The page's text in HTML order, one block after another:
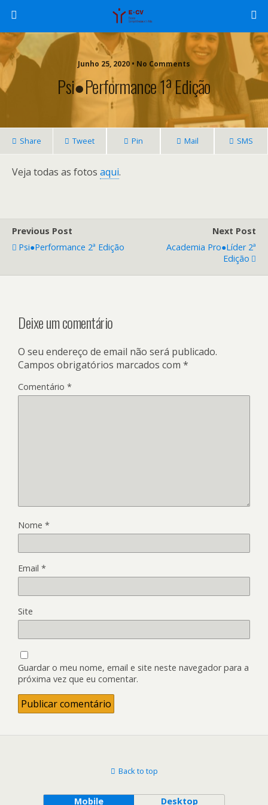
Junho 25, 2020 • No Comments
Psi●Performance 1ª Edição
Share Tweet Pin Mail SMS
Veja todas as fotos aqui.
Previous Post
Psi●Performance 2ª Edição
Next Post
Academia Pro●Líder 2ª
Edição
Deixe um comentário
O seu endereço de email não será publicado.
Campos obrigatórios marcados com *
Comentário *
Nome *
Email *
Site
Guardar o meu nome, email e site neste navegador para a
próxima vez que eu comentar.
Back to top
Mobile Desktop